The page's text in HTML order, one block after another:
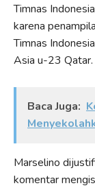
Timnas
karena
Timnas
Asia u-23 Qatar.
Baca Juga:
Marselino
komentar